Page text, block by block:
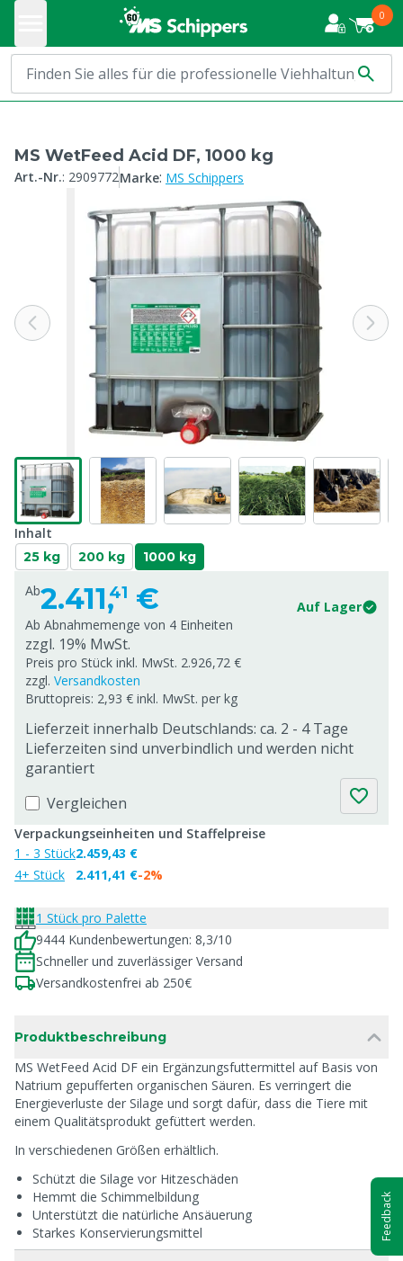
0
MS WetFeed Acid DF, 1000 kg
Art.-Nr.: 2909772Marke: MS Schippers
Inhalt
25 kg 200 kg 1000 kg
Ab2.411,41 €
Auf Lager
Ab Abnahmemenge von 4 Einheiten
zzgl. 19% MwSt.
Preis pro Stück inkl. MwSt. 2.926,72 €
zzgl. Versandkosten
Bruttopreis: 2,93 € inkl. MwSt. per kg
Lieferzeit innerhalb Deutschlands: ca. 2 - 4 Tage
Lieferzeiten sind unverbindlich und werden nicht
garantiert
Vergleichen
Verpackungseinheiten und Staffelpreise
1 - 3 Stück
4+ Stück
2.459,43 €
2.411,41 €-2%
1 Stück pro Palette
9444 Kundenbewertungen: 8,3/10
Schneller und zuverlässiger Versand
Versandkostenfrei ab 250€
Produktbeschreibung
MS WetFeed Acid DF ein Ergänzungsfuttermittel auf Basis von
Natrium gepufferten organischen Säuren. Es verringert die
Energieverluste der Silage und sorgt dafür, dass die Tiere mit
einem Qualitätsprodukt gefüttert werden.
In verschiedenen Größen erhältlich.
Schützt die Silage vor Hitzeschäden
Hemmt die Schimmelbildung
Unterstützt die natürliche Ansäuerung
Starkes Konservierungsmittel
Feedback